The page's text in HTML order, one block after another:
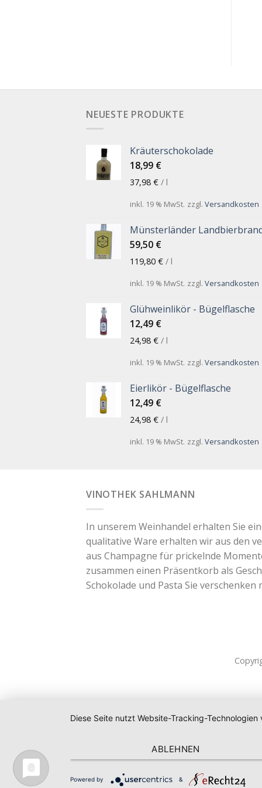
NEUESTE PRODUKTE
Kräuterschokolade
18,99 €
37,98 € / l
inkl. 19 % MwSt. zzgl. Versandkosten
Münsterländer
59,50 €
119,80 € / l
inkl. 19 % MwSt. zzgl. Versandkosten
Glühweinlikör - Bügelflasche
12,49 €
24,98 € / l
inkl. 19 % MwSt. zzgl. Versandkosten
Eierlikör - Bügelflasche
12,49 €
24,98 € / l
inkl. 19 % MwSt. zzgl. Versandkosten
VINOTHEK SAHLMANN
In unserem Weinhandel erhalten Sie
qualitative Ware erhalten wir aus den
aus Champagne für prickelnde
zusammen einen Präsentkorb als
Schokolade und Pasta Sie
Diese Seite nutzt Website-Tracking-
ABLEHNEN
Powered by &